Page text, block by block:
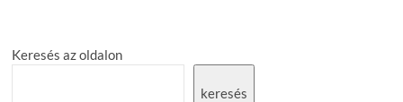
Keresés az oldalon
keresés